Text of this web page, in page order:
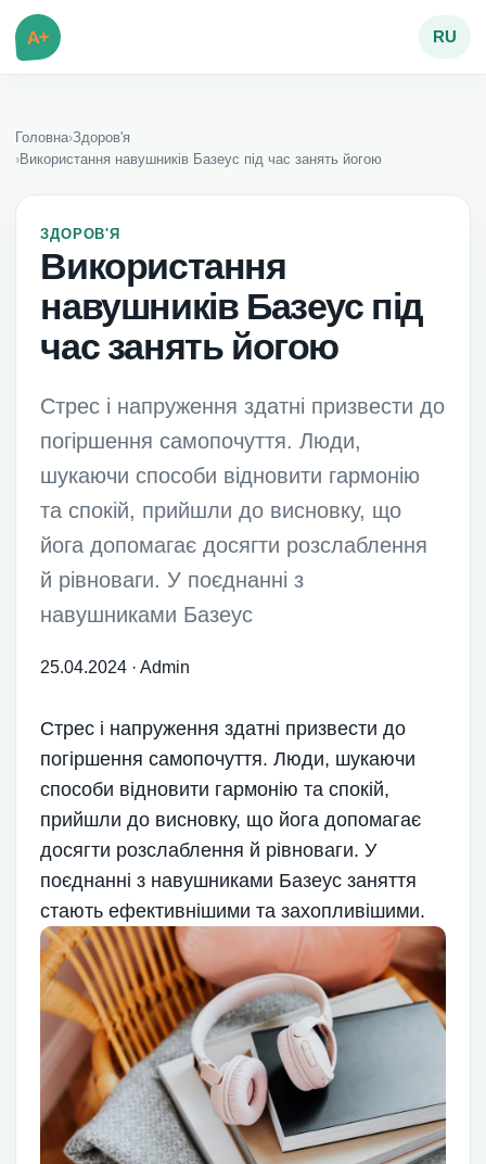
A+ RU
Головна›Здоров'я
›Використання навушників Базеус під час занять йогою
ЗДОРОВ'Я
Використання
навушників Базеус під
час занять йогою
Стрес і напруження здатні призвести до
погіршення самопочуття. Люди,
шукаючи способи відновити гармонію
та спокій, прийшли до висновку, що
йога допомагає досягти розслаблення
й рівноваги. У поєднанні з
навушниками Базеус
25.04.2024 ·Admin
Стрес і напруження здатні призвести до
погіршення самопочуття. Люди, шукаючи
способи відновити гармонію та спокій,
прийшли до висновку, що йога допомагає
досягти розслаблення й рівноваги. У
поєднанні з навушниками Базеус заняття
стають ефективнішими та захопливішими.